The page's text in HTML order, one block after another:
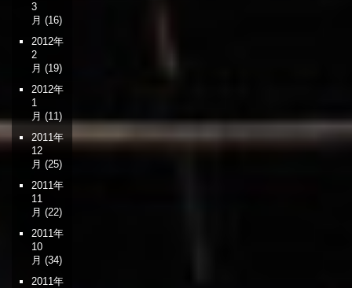
3
月 (16)
2012年
2
月 (19)
2012年
1
月 (11)
2011年
12
月 (25)
2011年
11
月 (22)
2011年
10
月 (34)
2011年